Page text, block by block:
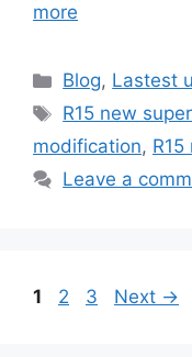
more
Categories
Blog, Lastest
Tags
R15 new
modification,
Leave a
Page
1 Page
2 Page
3 Next →